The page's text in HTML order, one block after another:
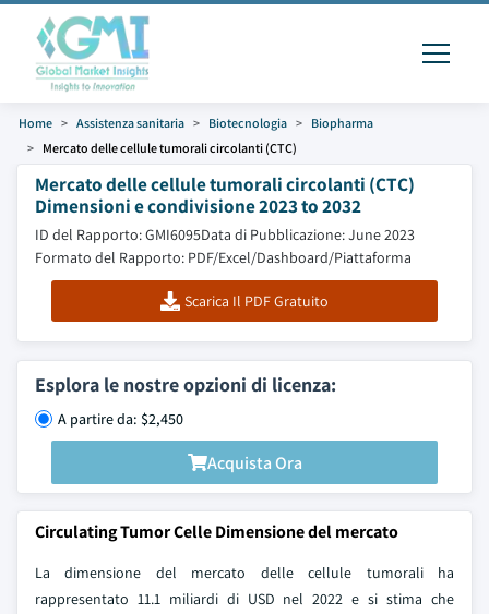
Home Assistenza sanitaria Biotecnologia
Biopharma
Mercato delle cellule tumorali circolanti (CTC)
Mercato delle cellule tumorali circolanti (CTC)
Dimensioni e condivisione 2023 to 2032
ID del Rapporto: GMI6095Data di Pubblicazione: June 2023
Formato del Rapporto: PDF/Excel/Dashboard/Piattaforma
Scarica Il PDF Gratuito
Esplora le nostre opzioni di licenza:
A partire da: $2,450
Acquista Ora
Circulating Tumor Celle Dimensione del mercato
La dimensione del mercato delle cellule tumorali ha
rappresentato 11.1 miliardi di USD nel 2022 e si stima che